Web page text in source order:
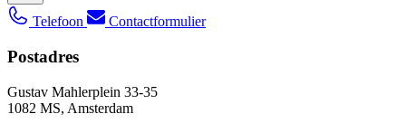
Telefoon Contactformulier
Postadres
Gustav Mahlerplein 33-35
1082 MS, Amsterdam